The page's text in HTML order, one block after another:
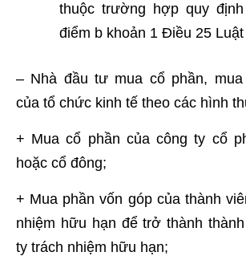
thuộc trường hợp quy
điểm b khoản 1 Điều 25
– Nhà đầu tư mua cổ phần,
của tổ chức kinh tế theo các hình
+ Mua cổ phần của công ty cổ
hoặc cổ đông;
+ Mua phần vốn góp của thành
nhiệm hữu hạn để trở thành
ty trách nhiệm hữu hạn;